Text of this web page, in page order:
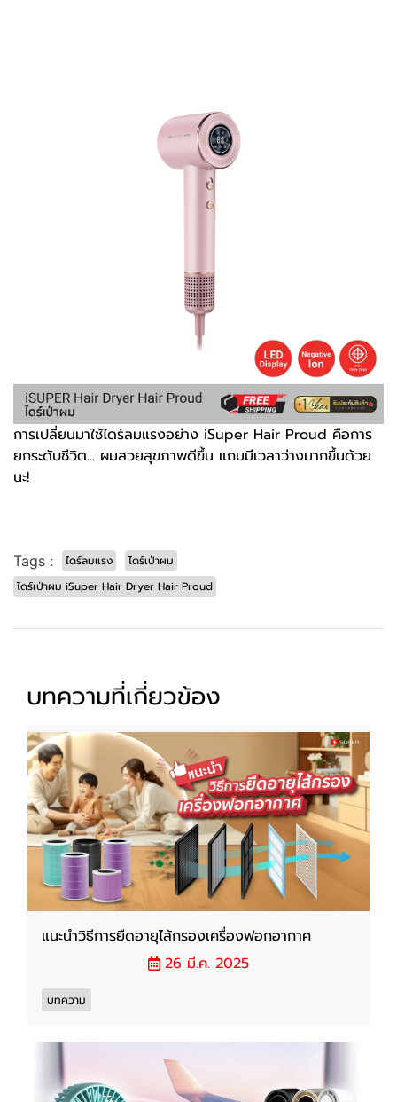
การเปลี่ยนมาใช้ไดร์ลมแรงอย่าง iSuper Hair Proud คือการ
ยกระดับชีวิต... ผมสวยสุขภาพดีขึ้น แถมมีเวลาว่างมากขึ้นด้วย
นะ!
Tags : ไดร์ลมแรง
ไดร์เป่าผม
ไดร์เป่าผม iSuper Hair Dryer Hair Proud
บทความที่เกี่ยวข้อง
แนะนำวิธีการยืดอายุไส้กรองเครื่องฟอกอากาศ
26 มี.ค. 2025
บทความ